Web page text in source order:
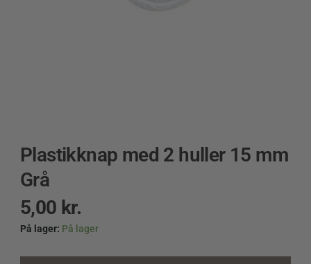
Plastikknap med 2 huller 15 mm
Grå
5,00 kr.
På lager: På lager
Plastikknap